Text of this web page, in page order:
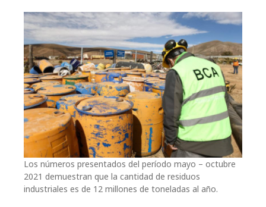
Los números presentados del período mayo – octubre
2021 demuestran que la cantidad de residuos
industriales es de 12 millones de toneladas al año.